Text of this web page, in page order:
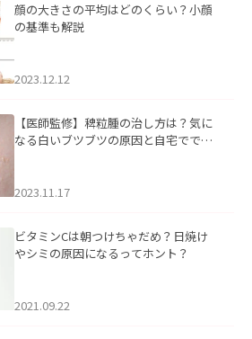
顔の大きさの平均はどのくらい？小顔
の基準も解説
2023.12.12
【医師監修】稗粒腫の治し方は？気に
なる白いブツブツの原因と自宅ででき
2023.11.17
ビタミンCは朝つけちゃだめ？日焼け
やシミの原因になるってホント？
2021.09.22